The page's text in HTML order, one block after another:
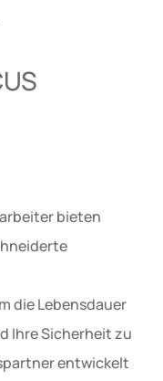
bieten
die Lebensdauer
Ihre Sicherheit zu
entwickelt